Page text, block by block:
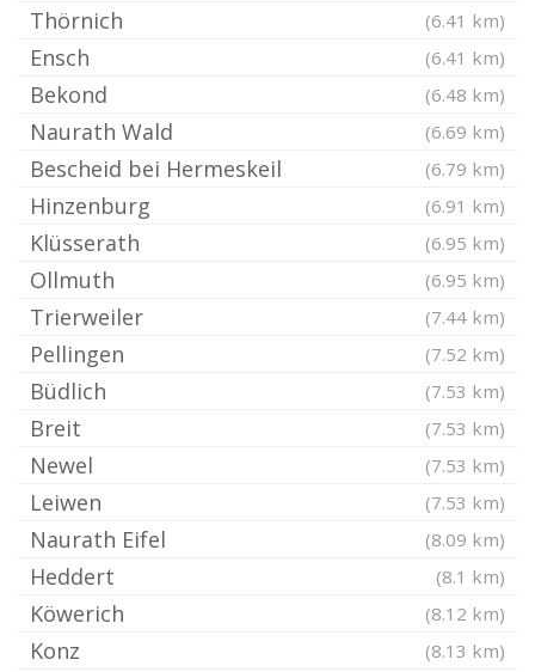
Thörnich (6.41 km)
Ensch (6.41 km)
Bekond (6.48 km)
Naurath Wald (6.69 km)
Bescheid bei Hermeskeil (6.79 km)
Hinzenburg (6.91 km)
Klüsserath (6.95 km)
Ollmuth (6.95 km)
Trierweiler (7.44 km)
Pellingen (7.52 km)
Büdlich (7.53 km)
Breit (7.53 km)
Newel (7.53 km)
Leiwen (7.53 km)
Naurath Eifel (8.09 km)
Heddert (8.1 km)
Köwerich (8.12 km)
Konz (8.13 km)